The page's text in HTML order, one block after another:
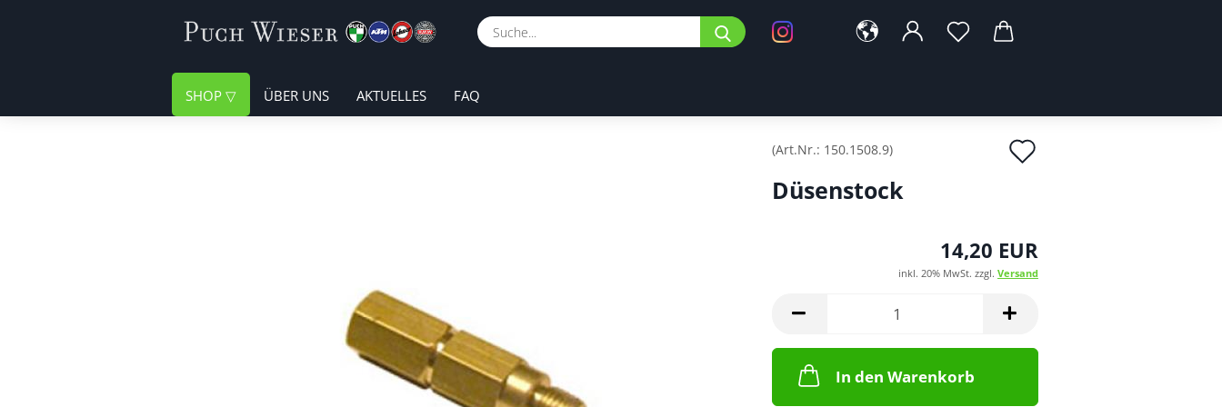
Suche...
SHOP ÜBER UNS AKTUELLES FAQ
(Art.Nr.: 150.1508.9)
Düsenstock
14,20 EUR
inkl. 20% MwSt. zzgl. Versand
In den Warenkorb